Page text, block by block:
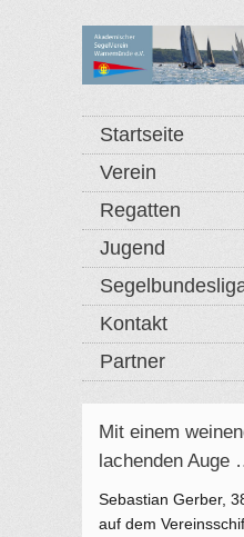
Startseite
Verein
Regatten
Jugend
Kontakt
Partner
Mit einem
lachenden Auge
Sebastian Gerber,
auf dem